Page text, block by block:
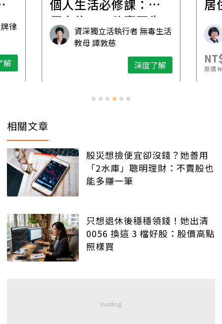
律
解
個人生活必修課：一
個人住，五件事要先
想清楚！資深獨立活執行者 無毒生活
教母 譚敦慈
深度了解
居
原價
相關文章
股災想撿便宜卻沒錢？她善用
「2水庫」聰明理財：不賣股也
能多賺一筆
只想退休後穩穩領錢！她出清
0056 換這 3 檔好股：股價高點
照樣買